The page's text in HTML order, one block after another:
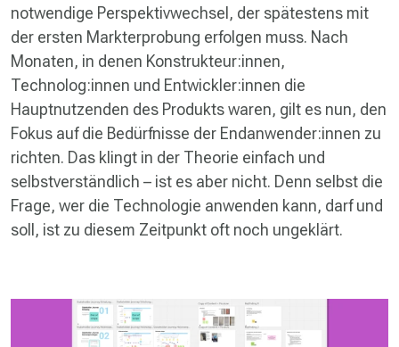
notwendige Perspektivwechsel, der spätestens mit
der ersten Markterprobung erfolgen muss. Nach
Monaten, in denen Konstrukteur:innen,
Technolog:innen und Entwickler:innen die
Hauptnutzenden des Produkts waren, gilt es nun, den
Fokus auf die Bedürfnisse der Endanwender:innen zu
richten. Das klingt in der Theorie einfach und
selbstverständlich – ist es aber nicht. Denn selbst die
Frage, wer die Technologie anwenden kann, darf und
soll, ist zu diesem Zeitpunkt oft noch ungeklärt.